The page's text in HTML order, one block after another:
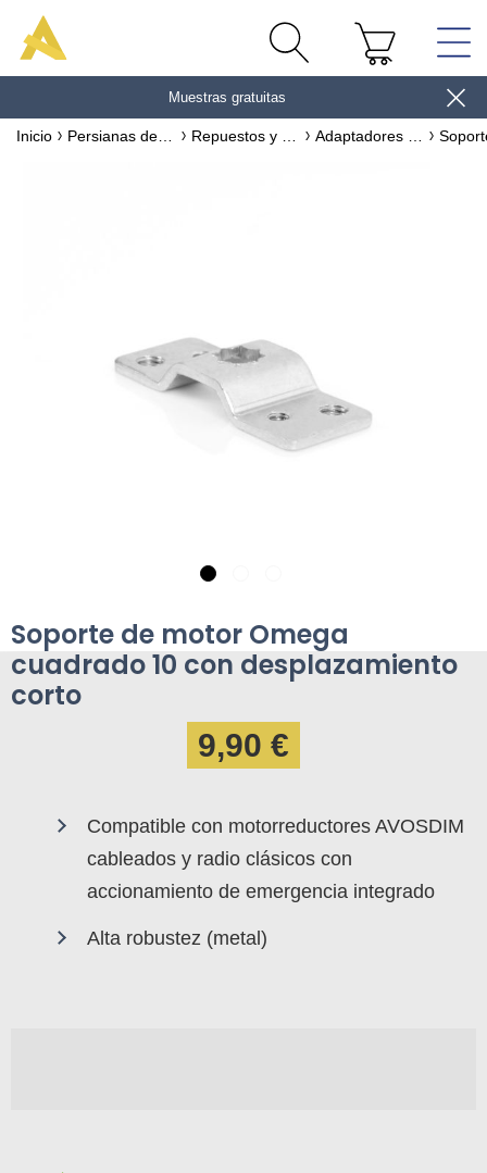
Muestras gratuitas
Inicio
Soporte de motor Omega
cuadrado 10 con desplazamiento
corto
9,90 €
Compatible con motorreductores AVOSDIM
cableados y radio clásicos con
accionamiento de emergencia integrado
Alta robustez (metal)